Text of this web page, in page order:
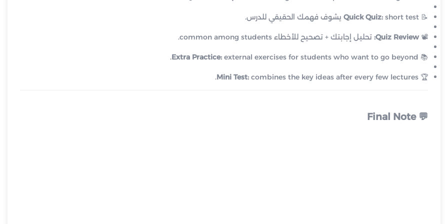
📝
Quick Quiz: short test يشوف فهمك الحقيقي للدرس.
📽
Quiz Review: تحليل إجابتك + تصحيح للأخطاء common among students.
📚
Extra Practice: external exercises for students who want to go beyond.
🏆
Mini Test: combines the key ideas after every few lectures.
💬
Final Note